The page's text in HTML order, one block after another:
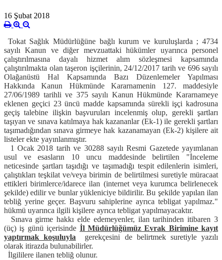
16 Şubat 2018
Tokat Sağlık Müdürlüğüne bağlı kurum ve kuruluşlarda ; 4734
sayılı Kanun ve diğer mevzuattaki hükümler uyarınca personel
çalıştırılmasına dayalı hizmet alım sözleşmesi kapsamında
çalıştırılmakta olan taşeron işçilerinin, 24/12/2017 tarih ve 696 sayılı
Olağanüstü Hal Kapsamında Bazı Düzenlemeler Yapılması
Hakkında Kanun Hükmünde Kararnamenin 127. maddesiyle
27/06/1989 tarihli ve 375 sayılı Kanun Hükmünde Kararnameye
eklenen geçici 23 üncü madde kapsamında sürekli işçi kadrosuna
geçiş talebine ilişkin başvuruları incelenmiş olup, gerekli şartları
taşıyan ve sınava katılmaya hak kazananlar (Ek-1) ile gerekli şartları
taşımadığından sınava girmeye hak kazanamayan (Ek-2) kişilere ait
listeler ekte yayınlanmıştır.
1 Ocak 2018 tarih ve 30288 sayılı Resmi Gazetede yayımlanan
usul ve esasların 10 uncu maddesinde belirtilen "İnceleme
neticesinde şartları taşıdığı ve taşımadığı tespit edilenlerin isimleri,
çalıştıkları teşkilat ve/veya birimin de belirtilmesi suretiyle müracaat
ettikleri birimlerce/idarece ilan (internet veya kurumca belirlenecek
şekilde) edilir ve bunlar yükleniciye bildirilir. Bu şekilde yapılan ilan
tebliğ yerine geçer. Başvuru sahiplerine ayrıca tebligat yapılmaz."
hükmü uyarınca ilgili kişilere ayrıca tebligat yapılmayacaktır.
Sınava girme hakkı elde edemeyenler, ilan tarihinden itibaren 3
(üç) iş günü içerisinde İl Müdürlüğümüz Evrak Birimine kayıt
yaptırmak koşuluyla gerekçesini de belirtmek suretiyle yazılı
olarak itirazda bulunabilirler.
İlgililere ilanen tebliğ olunur.